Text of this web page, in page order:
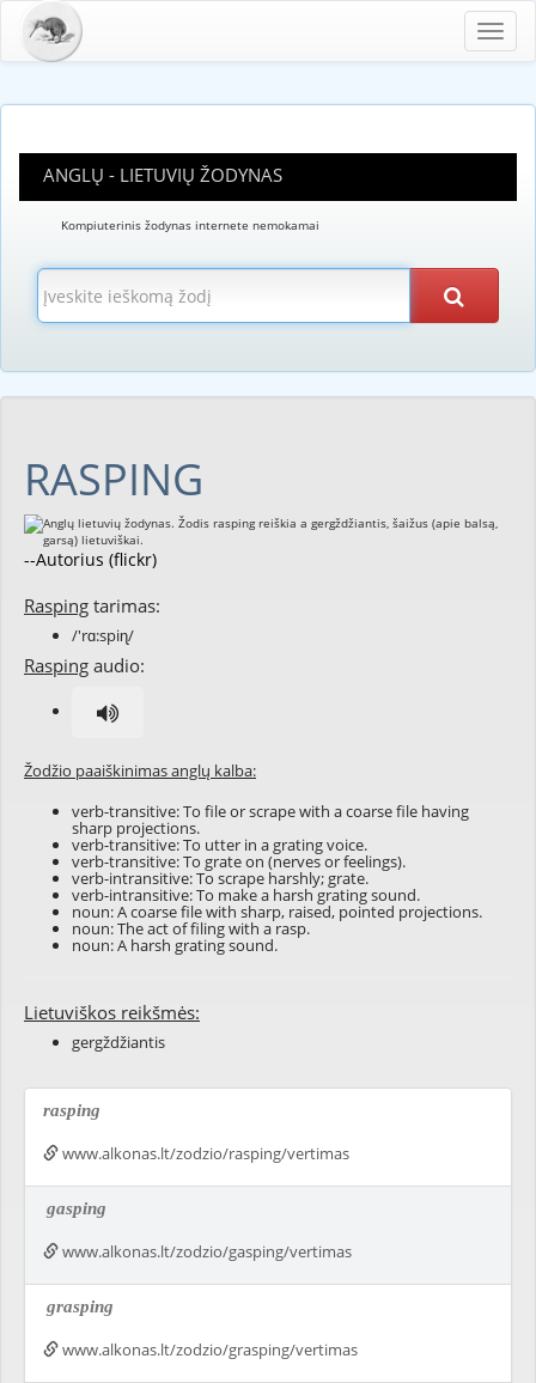
ANGLŲ - LIETUVIŲ ŽODYNAS
Kompiuterinis žodynas internete nemokamai
RASPING
--Autorius (flickr)
Rasping tarimas:
/'rɑ:spiɳ/
Rasping audio:
Žodžio paaiškinimas anglų kalba:
verb-transitive: To file or scrape with a coarse file having
sharp projections.
verb-transitive: To utter in a grating voice.
verb-transitive: To grate on (nerves or feelings).
verb-intransitive: To scrape harshly; grate.
verb-intransitive: To make a harsh grating sound.
noun: A coarse file with sharp, raised, pointed projections.
noun: The act of filing with a rasp.
noun: A harsh grating sound.
Lietuviškos reikšmės:
gergždžiantis
rasping
www.alkonas.lt/zodzio/rasping/vertimas
gasping
www.alkonas.lt/zodzio/gasping/vertimas
grasping
www.alkonas.lt/zodzio/grasping/vertimas